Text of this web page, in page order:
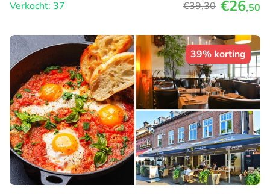
Verkocht: 37 €39,30 €26,50
39% korting